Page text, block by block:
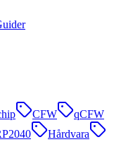
CFW
qCFW
Hårdvara